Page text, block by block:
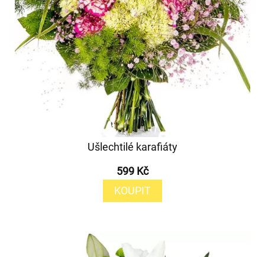
Ušlechtilé karafiáty
599 Kč
KOUPIT